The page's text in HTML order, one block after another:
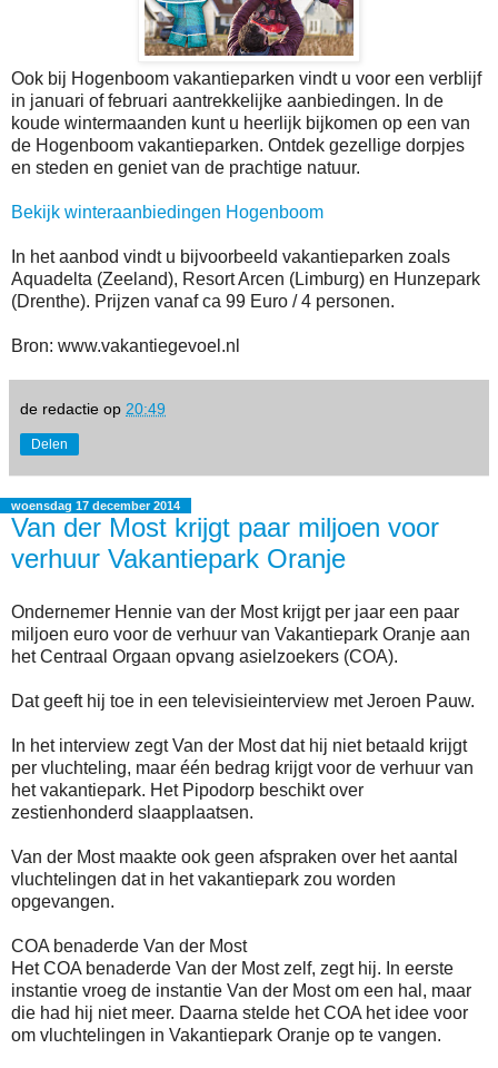
Ook bij Hogenboom vakantieparken vindt u voor een verblijf
in januari of februari aantrekkelijke aanbiedingen. In de
koude wintermaanden kunt u heerlijk bijkomen op een van
de Hogenboom vakantieparken. Ontdek gezellige dorpjes
en steden en geniet van de prachtige natuur.
Bekijk winteraanbiedingen Hogenboom
In het aanbod vindt u bijvoorbeeld vakantieparken zoals
Aquadelta (Zeeland), Resort Arcen (Limburg) en Hunzepark
(Drenthe). Prijzen vanaf ca 99 Euro / 4 personen.
Bron: www.vakantiegevoel.nl
de redactie op 20:49
Delen
woensdag 17 december 2014
Van der Most krijgt paar miljoen voor
verhuur Vakantiepark Oranje
Ondernemer Hennie van der Most krijgt per jaar een paar
miljoen euro voor de verhuur van Vakantiepark Oranje aan
het Centraal Orgaan opvang asielzoekers (COA).
Dat geeft hij toe in een televisieinterview met Jeroen Pauw.
In het interview zegt Van der Most dat hij niet betaald krijgt
per vluchteling, maar één bedrag krijgt voor de verhuur van
het vakantiepark. Het Pipodorp beschikt over
zestienhonderd slaapplaatsen.
Van der Most maakte ook geen afspraken over het aantal
vluchtelingen dat in het vakantiepark zou worden
opgevangen.
COA benaderde Van der Most
Het COA benaderde Van der Most zelf, zegt hij. In eerste
instantie vroeg de instantie Van der Most om een hal, maar
die had hij niet meer. Daarna stelde het COA het idee voor
om vluchtelingen in Vakantiepark Oranje op te vangen.